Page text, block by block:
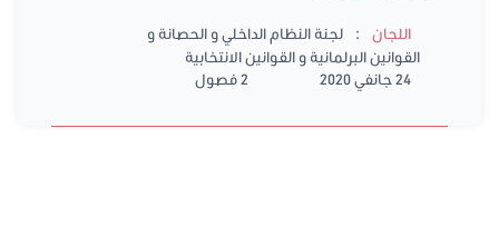
اللجان :
لجنة النظام الداخلي و الحصانة و
القوانين البرلمانية و القوانين الانتخابية
24 جانفي 2020
2 فصول